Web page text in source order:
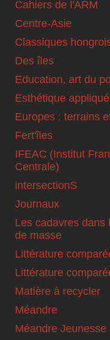
Cahiers de l'ARM
Centre-Asie
Classiques
Des îles
Education, art du
Esthétique
Europes : terrains
Fert'îles
IFEAC (Institut
Centrale)
intersectionS
Journaux
Les cadavres dans
de masse
Littérature
Littérature
Matière à recycler
Méandre
Méandre Jeunesse